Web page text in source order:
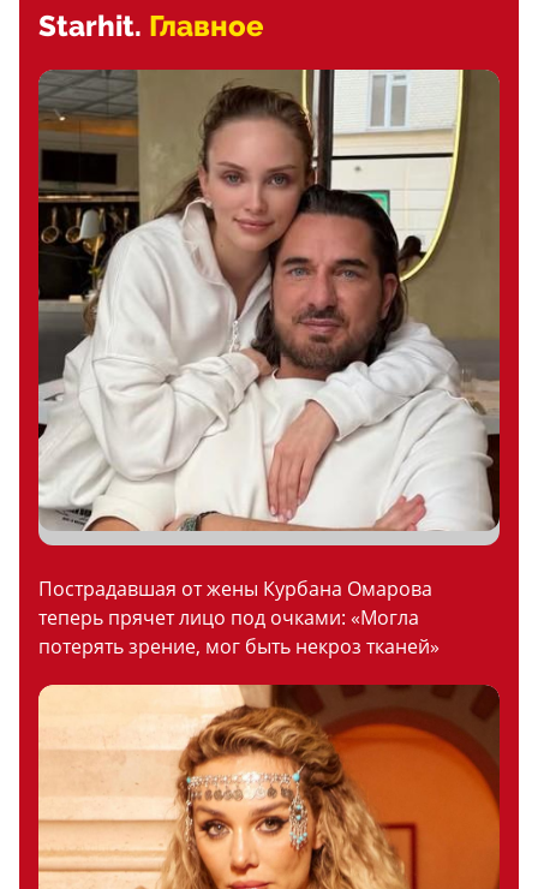
Starhit. Главное
Пострадавшая от жены Курбана Омарова
теперь прячет лицо под очками: «Могла
потерять зрение, мог быть некроз тканей»